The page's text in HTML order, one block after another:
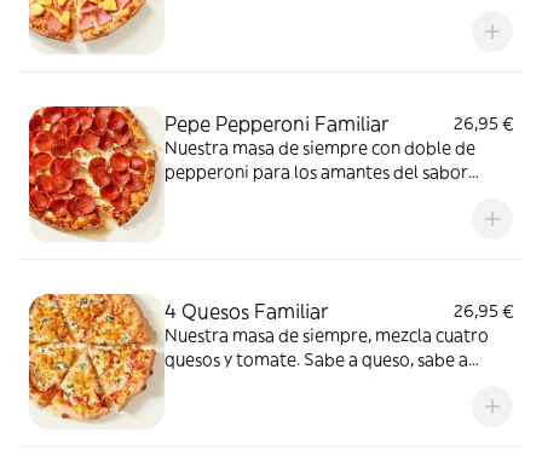
Pepe Pepperoni Familiar
26,95 €
Nuestra masa de siempre con doble de
pepperoni para los amantes del sabor
4 Quesos Familiar
26,95 €
Nuestra masa de siempre, mezcla cuatro
quesos y tomate. Sabe a queso, sabe a